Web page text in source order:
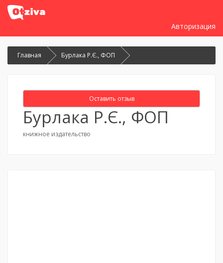
Авторизация
Главная Бурлака Р.Є., ФОП
Оставить отзыв
Бурлака Р.Є., ФОП
книжное издательство